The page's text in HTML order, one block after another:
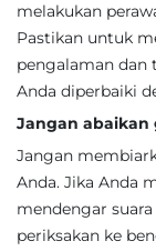
melakukan
Pastikan untuk
pengalaman dan
Anda diperbaiki
Jangan abaikan
Jangan
Anda. Jika Anda
mendengar
periksakan ke